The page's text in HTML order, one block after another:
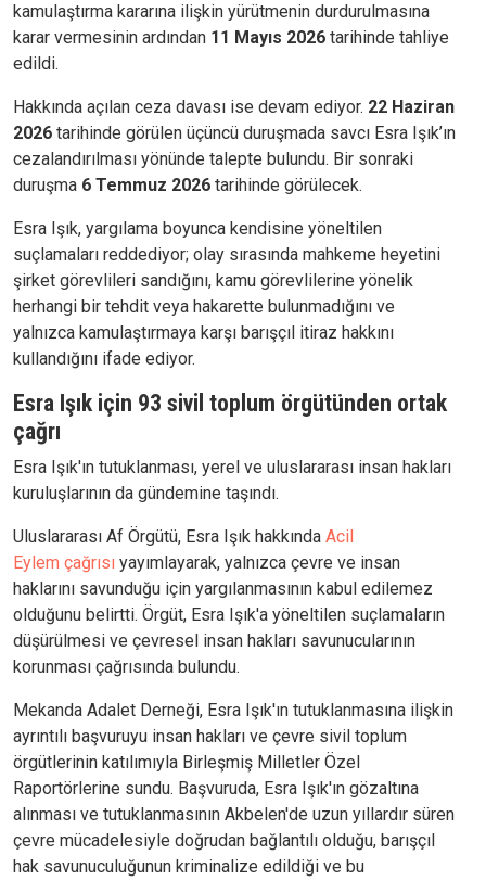
kamulaştırma kararına ilişkin yürütmenin durdurulmasına
karar vermesinin ardından 11 Mayıs 2026 tarihinde tahliye
edildi.
Hakkında açılan ceza davası ise devam ediyor. 22 Haziran
2026 tarihinde görülen üçüncü duruşmada savcı Esra Işık’ın
cezalandırılması yönünde talepte bulundu. Bir sonraki
duruşma 6 Temmuz 2026 tarihinde görülecek.
Esra Işık, yargılama boyunca kendisine yöneltilen
suçlamaları reddediyor; olay sırasında mahkeme heyetini
şirket görevlileri sandığını, kamu görevlilerine yönelik
herhangi bir tehdit veya hakarette bulunmadığını ve
yalnızca kamulaştırmaya karşı barışçıl itiraz hakkını
kullandığını ifade ediyor.
Esra Işık için 93 sivil toplum örgütünden ortak
çağrı
Esra Işık'ın tutuklanması, yerel ve uluslararası insan hakları
kuruluşlarının da gündemine taşındı.
Uluslararası Af Örgütü, Esra Işık hakkında Acil
Eylem çağrısı yayımlayarak, yalnızca çevre ve insan
haklarını savunduğu için yargılanmasının kabul edilemez
olduğunu belirtti. Örgüt, Esra Işık'a yöneltilen suçlamaların
düşürülmesi ve çevresel insan hakları savunucularının
korunması çağrısında bulundu.
Mekanda Adalet Derneği, Esra Işık'ın tutuklanmasına ilişkin
ayrıntılı başvuruyu insan hakları ve çevre sivil toplum
örgütlerinin katılımıyla Birleşmiş Milletler Özel
Raportörlerine sundu. Başvuruda, Esra Işık'ın gözaltına
alınması ve tutuklanmasının Akbelen'de uzun yıllardır süren
çevre mücadelesiyle doğrudan bağlantılı olduğu, barışçıl
hak savunuculuğunun kriminalize edildiği ve bu